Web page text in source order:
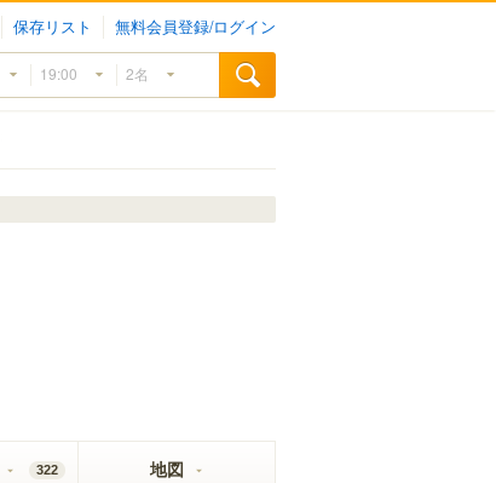
保存リスト 無料会員登録/ログイン
322 地図